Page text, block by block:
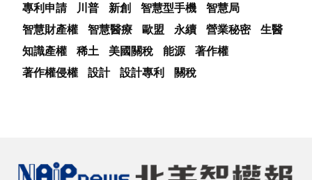
專利申請
川普 新創 智慧型手機
智慧局
智慧財產權
智慧醫療 歐盟 永續 營業秘密
生醫
知識產權
稀土 美國關稅 能源
著作權
著作權侵權
設計 設計專利 關稅